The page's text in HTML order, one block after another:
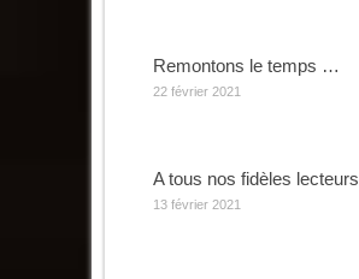
Remontons le temps …
22 février 2021
A tous nos fidèles lecteurs
13 février 2021